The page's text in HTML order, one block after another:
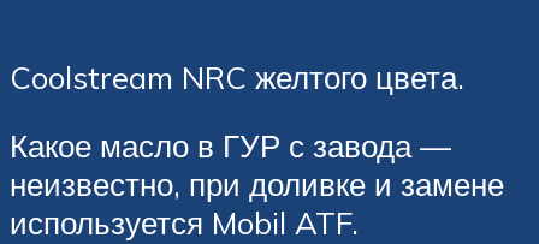
Coolstream NRC желтого цвета.
Какое масло в ГУР с завода —
неизвестно, при доливке и замене
используется Mobil ATF.